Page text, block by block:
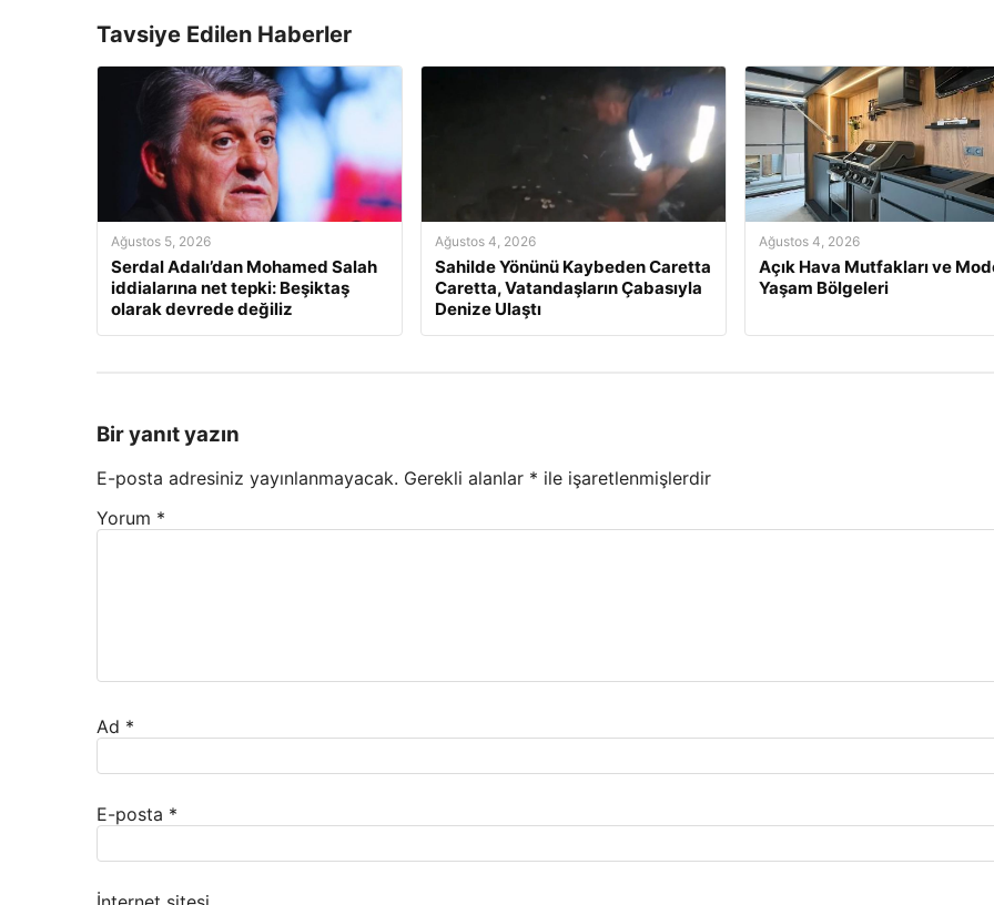
Tavsiye Edilen Haberler
Ağustos 5, 2026
Serdal Adalı’dan Mohamed Salah
iddialarına net tepki: Beşiktaş
olarak devrede değiliz
Ağustos 4, 2026
Sahilde Yönünü Kaybeden Caretta
Caretta, Vatandaşların Çabasıyla
Denize Ulaştı
Ağustos 4, 2026
Açık Hava Mutfakları ve
Yaşam Bölgeleri
Bir yanıt yazın
E-posta adresiniz yayınlanmayacak. Gerekli alanlar * ile işaretlenmişlerdir
Yorum *
Ad *
E-posta *